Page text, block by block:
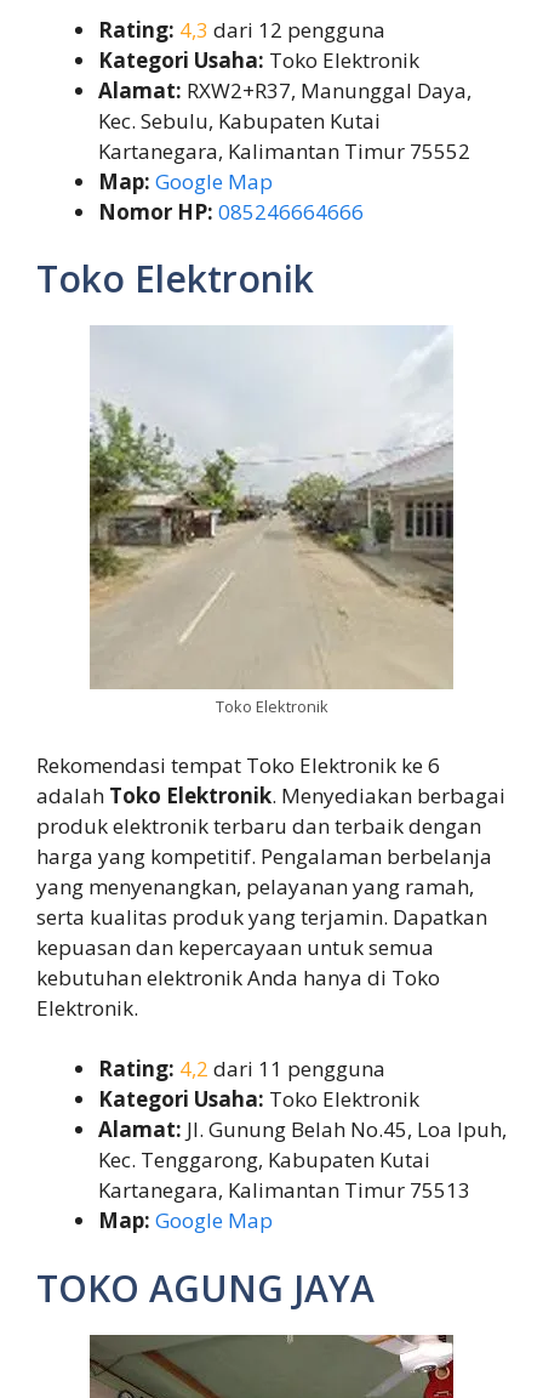
Rating: 4,3 dari 12 pengguna
Kategori Usaha: Toko Elektronik
Alamat: RXW2+R37, Manunggal Daya,
Kec. Sebulu, Kabupaten Kutai
Kartanegara, Kalimantan Timur 75552
Map: Google Map
Nomor HP: 085246664666
Toko Elektronik
Toko Elektronik
Rekomendasi tempat Toko Elektronik ke 6
adalah Toko Elektronik. Menyediakan berbagai
produk elektronik terbaru dan terbaik dengan
harga yang kompetitif. Pengalaman berbelanja
yang menyenangkan, pelayanan yang ramah,
serta kualitas produk yang terjamin. Dapatkan
kepuasan dan kepercayaan untuk semua
kebutuhan elektronik Anda hanya di Toko
Elektronik.
Rating: 4,2 dari 11 pengguna
Kategori Usaha: Toko Elektronik
Alamat: Jl. Gunung Belah No.45, Loa Ipuh,
Kec. Tenggarong, Kabupaten Kutai
Kartanegara, Kalimantan Timur 75513
Map: Google Map
TOKO AGUNG JAYA